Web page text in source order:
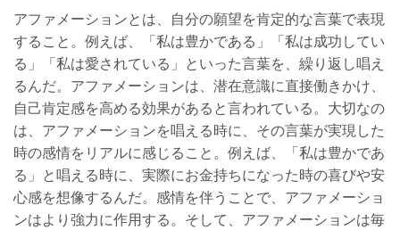
アファメーションとは、自分の願望を肯定的な言葉で表現
すること。例えば、「私は豊かである」「私は成功してい
る」「私は愛されている」といった言葉を、繰り返し唱え
るんだ。アファメーションは、潜在意識に直接働きかけ、
自己肯定感を高める効果があると言われている。大切なの
は、アファメーションを唱える時に、その言葉が実現した
時の感情をリアルに感じること。例えば、「私は豊かであ
る」と唱える時に、実際にお金持ちになった時の喜びや安
心感を想像するんだ。感情を伴うことで、アファメーショ
ンはより強力に作用する。そして、アファメーションは毎